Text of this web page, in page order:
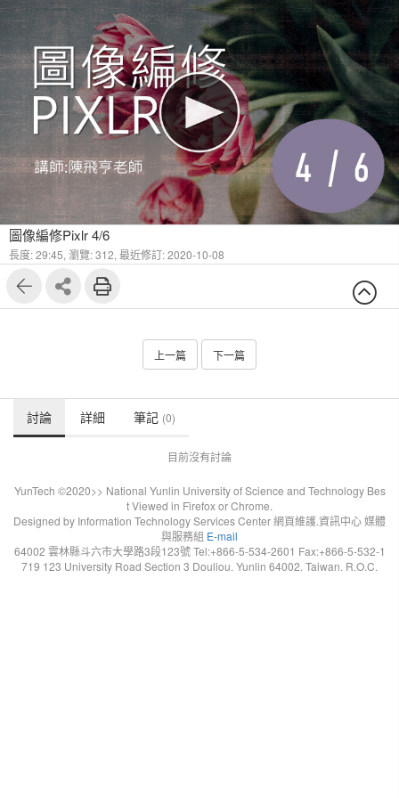
圖像編修Pixlr 4/6
長度: 29:45, 瀏覽: 312, 最近修訂: 2020-10-08
上一篇 下一篇
討論 詳細 筆記 (0)
目前沒有討論
YunTech ©2020>> National Yunlin University of Science and Technology Bes
t Viewed in Firefox or Chrome.
Designed by Information Technology Services Center 網頁維護.資訊中心 媒體
與服務組 E-mail
64002 雲林縣斗六市大學路3段123號 Tel:+866-5-534-2601 Fax:+866-5-532-1
719 123 University Road Section 3 Douliou. Yunlin 64002. Taiwan. R.O.C.